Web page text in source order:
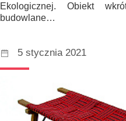
Ekologicznej. Obiekt
budowlane…
5 stycznia 2021